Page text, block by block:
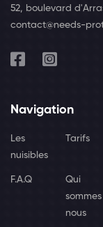
52, boulevard
contact@needs-
Navigation
Les
nuisibles
Tarifs
F.A.Q
Qui
sommes
nous